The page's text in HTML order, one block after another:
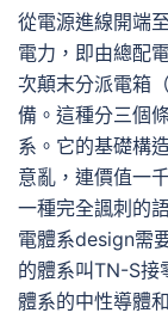
從電源進線開端
電力，即由總配
次顛末分派電箱
備。這種分三個
系。它的基礎構
意亂，連價值一
一種完全諷刺的
電體系design需
的體系叫TN-S接
體系的中性導體